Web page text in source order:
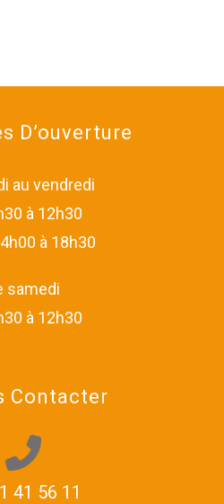
D’ouverture
au vendredi
à 12h30
à 18h30
samedi
à 12h30
Contacter
41 56 11